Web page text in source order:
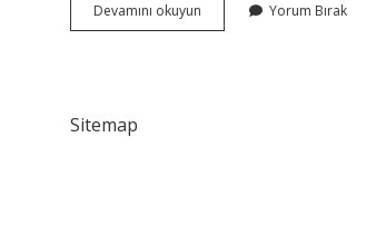
Devamını okuyun
Yılmaz
Yorum Bırak
Sitemap